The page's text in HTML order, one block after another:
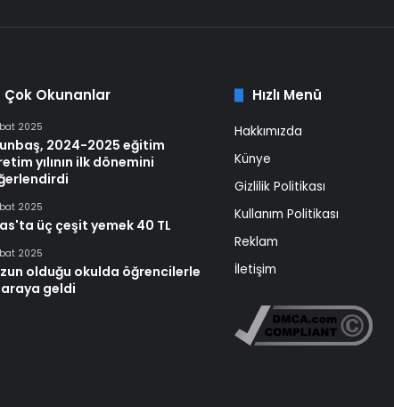
Çok Okunanlar
2025
2024-2025 eğitim
yılının ilk dönemini
2025
üç çeşit yemek 40 TL
2025
olduğu okulda öğrencilerle
geldi
Hızlı Menü
Hakkımızda
Künye
Gizlilik Politikası
Kullanım Politikası
Reklam
İletişim